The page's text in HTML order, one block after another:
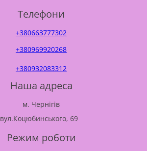
Телефони
+380663777302
+380969920268
+380932083312
Наша адреса
м. Чернігів
вул.Коцюбинського, 69
Режим роботи